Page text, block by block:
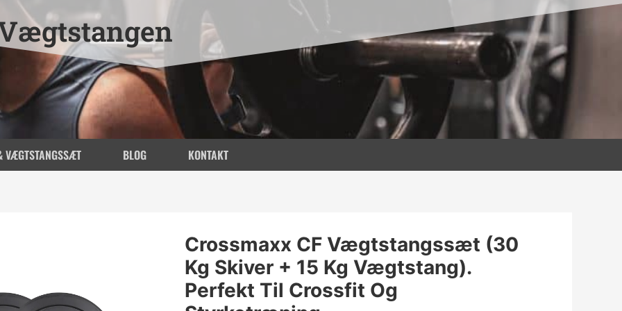
VÆGTSTANGSSÆT BLOG KONTAKT
Crossmaxx CF Vægtstangssæt (30
Kg Skiver + 15 Kg Vægtstang).
Perfekt Til Crossfit Og